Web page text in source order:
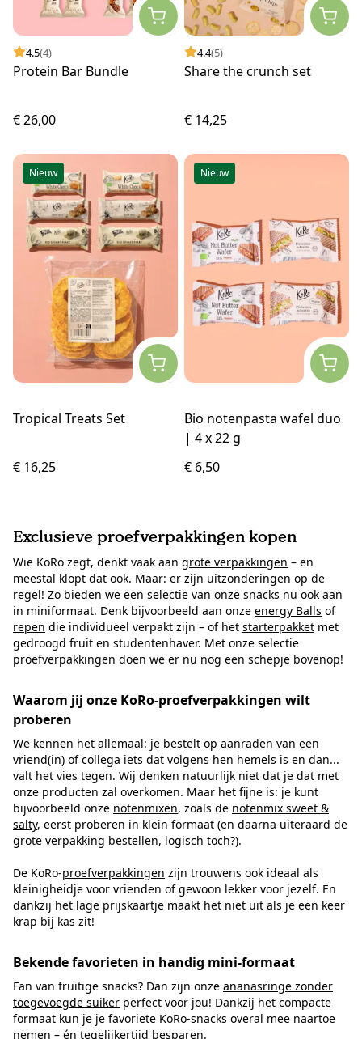
4.5(4)
Protein Bar Bundle
€ 26,00
4.4(5)
Share the crunch set
€ 14,25
Nieuw
Tropical Treats Set
€ 16,25
Nieuw
Bio notenpasta wafel duo
| 4 x 22 g
€ 6,50
Exclusieve proefverpakkingen kopen
Wie KoRo zegt, denkt vaak aan grote verpakkingen – en
meestal klopt dat ook. Maar: er zijn uitzonderingen op de
regel! Zo bieden we een selectie van onze snacks nu ook aan
in miniformaat. Denk bijvoorbeeld aan onze energy Balls of
repen die individueel verpakt zijn – of het starterpakket met
gedroogd fruit en studentenhaver. Met onze selectie
proefverpakkingen doen we er nu nog een schepje bovenop!
Waarom jij onze KoRo-proefverpakkingen wilt
proberen
We kennen het allemaal: je bestelt op aanraden van een
vriend(in) of collega iets dat volgens hen hemels is en dan...
valt het vies tegen. Wij denken natuurlijk niet dat je dat met
onze producten zal overkomen. Maar het fijne is: je kunt
bijvoorbeeld onze notenmixen, zoals de notenmix sweet &
salty, eerst proberen in klein formaat (en daarna uiteraard de
grote verpakking bestellen, logisch toch?).
De KoRo-proefverpakkingen zijn trouwens ook ideaal als
kleinigheidje voor vrienden of gewoon lekker voor jezelf. En
dankzij het lage prijskaartje maakt het niet uit als je een keer
krap bij kas zit!
Bekende favorieten in handig mini-formaat
Fan van fruitige snacks? Dan zijn onze ananasringe zonder
toegevoegde suiker perfect voor jou! Dankzij het compacte
formaat kun je je favoriete KoRo-snacks overal mee naartoe
nemen – én tegelijkertijd besparen.